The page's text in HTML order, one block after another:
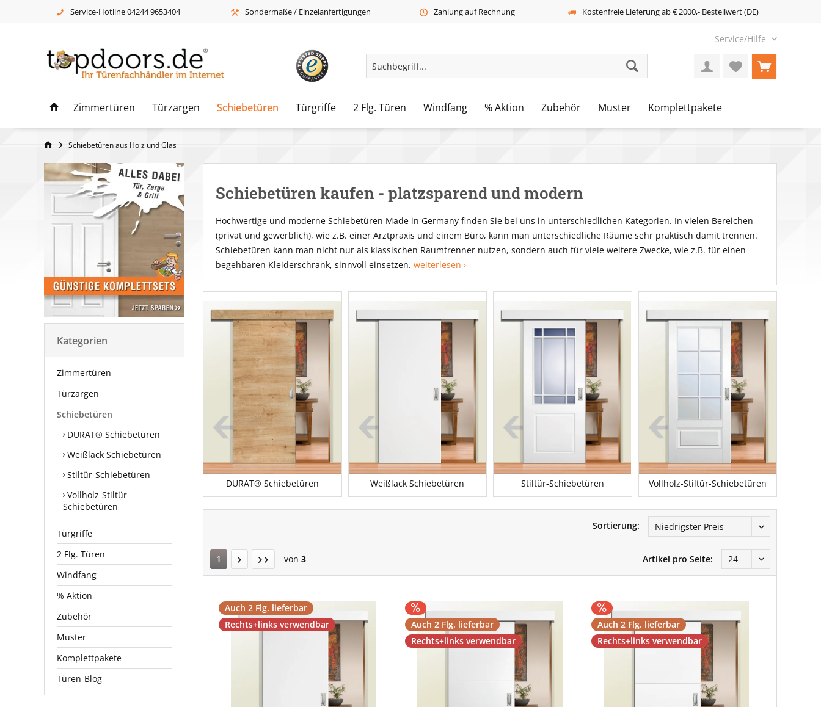
Service-Hotline 04244 9653404 Sondermaße / Einzelanfertigungen Zahlung auf Rechnung Kostenfreie Lieferung ab € 2000,- Bestellwert (DE)
Service/Hilfe
Zimmertüren Türzargen Schiebetüren Türgriffe 2 Flg. Türen Windfang % Aktion Zubehör Muster Komplettpakete
Schiebetüren aus Holz und Glas
Kategorien
Zimmertüren
Türzargen
Schiebetüren
DURAT® Schiebetüren
Weißlack Schiebetüren
Stiltür-Schiebetüren
Vollholz-Stiltür-
Schiebetüren
Türgriffe
2 Flg. Türen
Windfang
% Aktion
Zubehör
Muster
Komplettpakete
Türen-Blog
Schiebetüren kaufen - platzsparend und modern
Hochwertige und moderne Schiebetüren Made in Germany finden Sie bei uns in unterschiedlichen Kategorien. In vielen Bereichen
(privat und gewerblich), wie z.B. einer Arztpraxis und einem Büro, kann man unterschiedliche Räume sehr praktisch damit trennen.
Schiebetüren kann man nicht nur als klassischen Raumtrenner nutzen, sondern auch für viele weitere Zwecke, wie z.B. für einen
begehbaren Kleiderschrank, sinnvoll einsetzen. weiterlesen ›
DURAT® Schiebetüren Weißlack Schiebetüren Stiltür-Schiebetüren Vollholz-Stiltür-Schiebetüren
Sortierung:
1 von 3 Artikel pro Seite:
Auch 2 Flg. lieferbar
Rechts+links verwendbar
Auch 2 Flg. lieferbar
Rechts+links verwendbar
Auch 2 Flg. lieferbar
Rechts+links verwendbar